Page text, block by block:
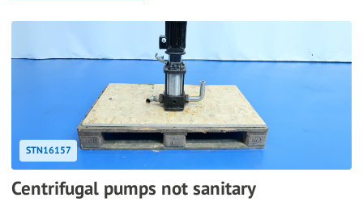
STN16157
Centrifugal pumps not sanitary